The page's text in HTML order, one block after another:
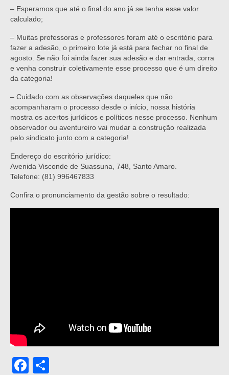
– Esperamos que até o final do ano já se tenha esse valor
calculado;
– Muitas professoras e professores foram até o escritório para
fazer a adesão, o primeiro lote já está para fechar no final de
agosto. Se não foi ainda fazer sua adesão e dar entrada, corra
e venha construir coletivamente esse processo que é um direito
da categoria!
– Cuidado com as observações daqueles que não
acompanharam o processo desde o início, nossa história
mostra os acertos jurídicos e políticos nesse processo. Nenhum
observador ou aventureiro vai mudar a construção realizada
pelo sindicato junto com a categoria!
Endereço do escritório jurídico:
Avenida Visconde de Suassuna, 748, Santo Amaro.
Telefone: (81) 996467833
Confira o pronunciamento da gestão sobre o resultado:
Facebook